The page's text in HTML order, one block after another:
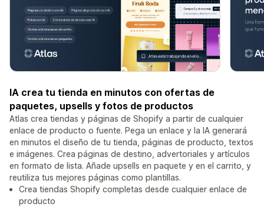
IA crea tu tienda en minutos con ofertas de
paquetes, upsells y fotos de productos
Atlas crea tiendas y páginas de Shopify a partir de cualquier
enlace de producto o fuente. Pega un enlace y la IA generará
en minutos el diseño de tu tienda, páginas de producto, textos
e imágenes. Crea páginas de destino, advertoriales y artículos
en formato de lista. Añade upsells en paquete y en el carrito, y
reutiliza tus mejores páginas como plantillas.
Crea tiendas Shopify completas desde cualquier enlace de
producto